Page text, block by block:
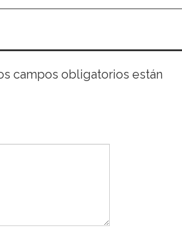
campos obligatorios están